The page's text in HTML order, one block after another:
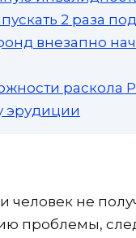
2 раза
внезапно
раскола
эрудиции
человек не
проблемы,